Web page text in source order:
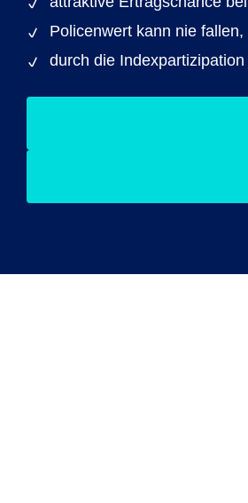
Policenwert kann nie
durch die